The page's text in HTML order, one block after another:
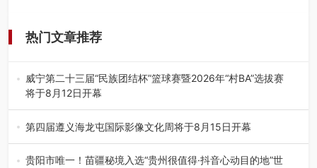
热门文章推荐
威宁第二十三届“民族团结杯”篮球赛暨2026年“村BA”选拔赛
将于8月12日开幕
8月7日，威宁彝族回族苗族自治县第二十三届“民族团结
杯”篮球赛暨2026年“村B…
第四届遵义海龙屯国际影像文化周将于8月15日开幕
8月7日，第四届遵义海龙屯国际影像文化周媒体通气会在世
界文化遗产地海龙屯核心景区…
贵阳市唯一！苗疆秘境入选“贵州很值得·抖音心动目的地”世